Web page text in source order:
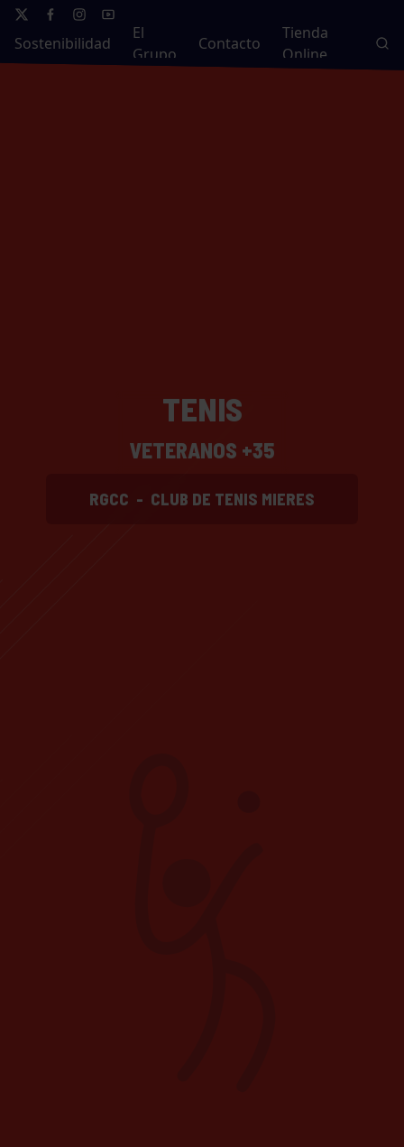
Sostenibilidad
El
Grupo
Contacto
Tienda
Online
TENIS
VETERANOS +35
RGCC - CLUB DE TENIS MIERES